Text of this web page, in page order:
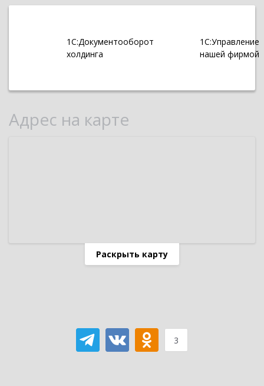
1С:Документооборот
холдинга
1С:Управление
нашей фирмой
Адрес на карте
Раскрыть карту
3